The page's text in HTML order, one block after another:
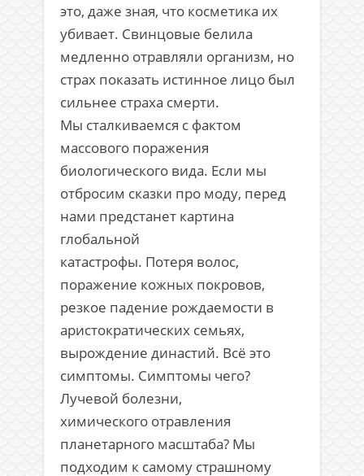
это, даже зная, что косметика их
убивает. Свинцовые белила
медленно отравляли организм, но
страх показать истинное лицо был
сильнее страха смерти.
Мы сталкиваемся с фактом
массового поражения
биологического вида. Если мы
отбросим сказки про моду, перед
нами предстанет картина
глобальной
катастрофы. Потеря волос,
поражение кожных покровов,
резкое падение рождаемости в
аристократических семьях,
вырождение династий. Всё это
симптомы. Симптомы чего?
Лучевой болезни,
химического отравления
планетарного масштаба? Мы
подходим к самому страшному